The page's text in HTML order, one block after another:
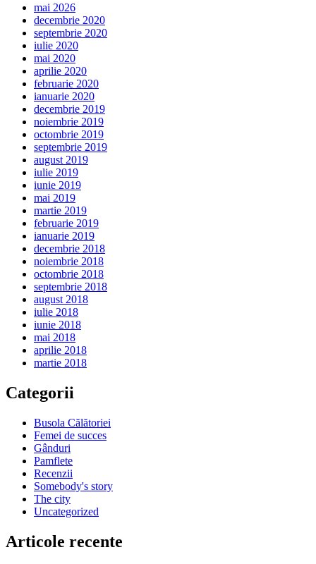
mai 2026
decembrie 2020
septembrie 2020
iulie 2020
mai 2020
aprilie 2020
februarie 2020
ianuarie 2020
decembrie 2019
noiembrie 2019
octombrie 2019
septembrie 2019
august 2019
iulie 2019
iunie 2019
mai 2019
martie 2019
februarie 2019
ianuarie 2019
decembrie 2018
noiembrie 2018
octombrie 2018
septembrie 2018
august 2018
iulie 2018
iunie 2018
mai 2018
aprilie 2018
martie 2018
Categorii
Busola Călătoriei
Femei de succes
Gânduri
Pamflete
Recenzii
Somebody's story
The city
Uncategorized
Articole recente